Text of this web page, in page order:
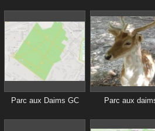
Parc aux Daims GC Parc aux